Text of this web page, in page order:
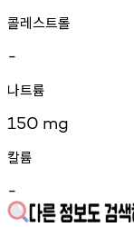
콜레스트롤
-
나트륨
150 mg
칼륨
-